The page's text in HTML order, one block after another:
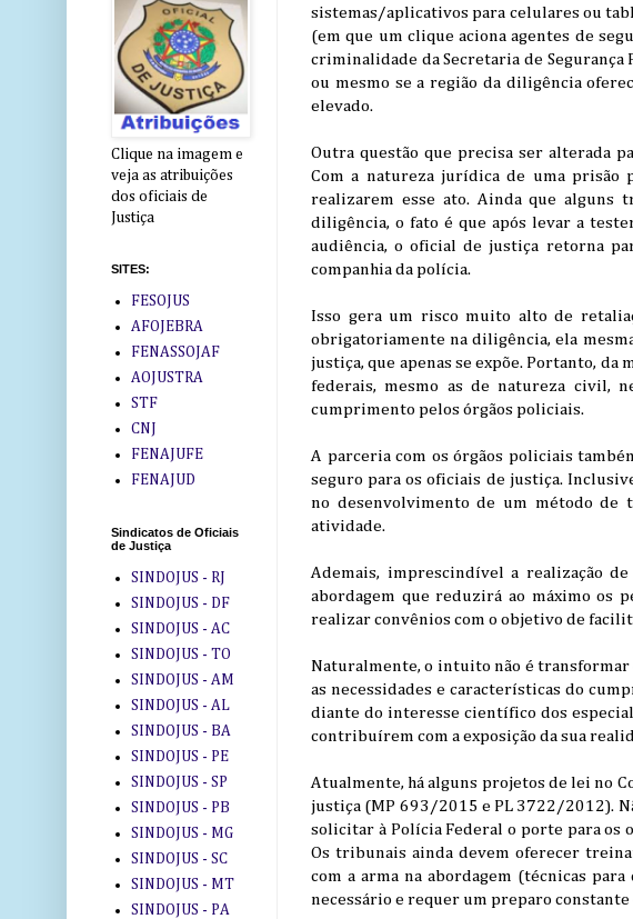
sistemas/aplicativos para celulares ou
(em que um clique aciona agentes de
criminalidade da Secretaria de
ou mesmo se a região da diligência
elevado.
Outra questão que precisa ser alterada
Com a natureza jurídica de uma prisão
realizarem esse ato. Ainda que alguns
diligência, o fato é que após levar a
audiência, o oficial de justiça retorna
companhia da polícia.
Isso gera um risco muito alto de
obrigatoriamente na diligência, ela
justiça, que apenas se expõe. Portanto,
federais, mesmo as de natureza civil,
cumprimento pelos órgãos policiais.
A parceria com os órgãos policiais
seguro para os oficiais de justiça.
no desenvolvimento de um método de
atividade.
Ademais, imprescindível a realização
abordagem que reduzirá ao máximo os
realizar convênios com o objetivo de
Naturalmente, o intuito não é transformar
as necessidades e características do
diante do interesse científico dos
contribuírem com a exposição da sua
Atualmente, há alguns projetos de lei no
justiça (MP 693/2015 e PL 3722/2012).
solicitar à Polícia Federal o porte para os
Os tribunais ainda devem oferecer
com a arma na abordagem (técnicas
necessário e requer um preparo
Clique na imagem e
veja as atribuições
dos oficiais de
Justiça
SITES:
FESOJUS
AFOJEBRA
FENASSOJAF
AOJUSTRA
STF
CNJ
FENAJUFE
FENAJUD
Sindicatos de Oficiais
de Justiça
SINDOJUS - RJ
SINDOJUS - DF
SINDOJUS - AC
SINDOJUS - TO
SINDOJUS - AM
SINDOJUS - AL
SINDOJUS - BA
SINDOJUS - PE
SINDOJUS - SP
SINDOJUS - PB
SINDOJUS - MG
SINDOJUS - SC
SINDOJUS - MT
SINDOJUS - PA